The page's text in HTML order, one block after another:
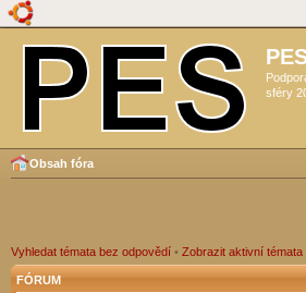
sféry
Obsah fóra
Vyhledat témata bez odpovědí • Zobrazit aktivní témata
FÓRUM